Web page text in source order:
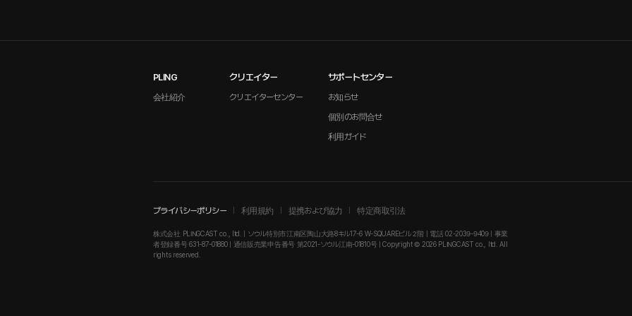
PLING
会社紹介
クリエイター
クリエイターセンター
サポートセンター
お知らせ
個別のお問合せ
利用ガイド
プライバシーポリシー 利用規約 提携および協力 特定商取引法
株式会社 PLINGCAST co., ltd. | ソウル特別市江南区陶山大路8キル17-6 W-SQUAREビル２階 | 電話 02-2039-9409 | 事業
者登録番号 631-87-01880 | 通信販売業申告番号 第2021-ソウル江南-01810号 | Copyright © 2026 PLINGCAST co., ltd. All
rights reserved.